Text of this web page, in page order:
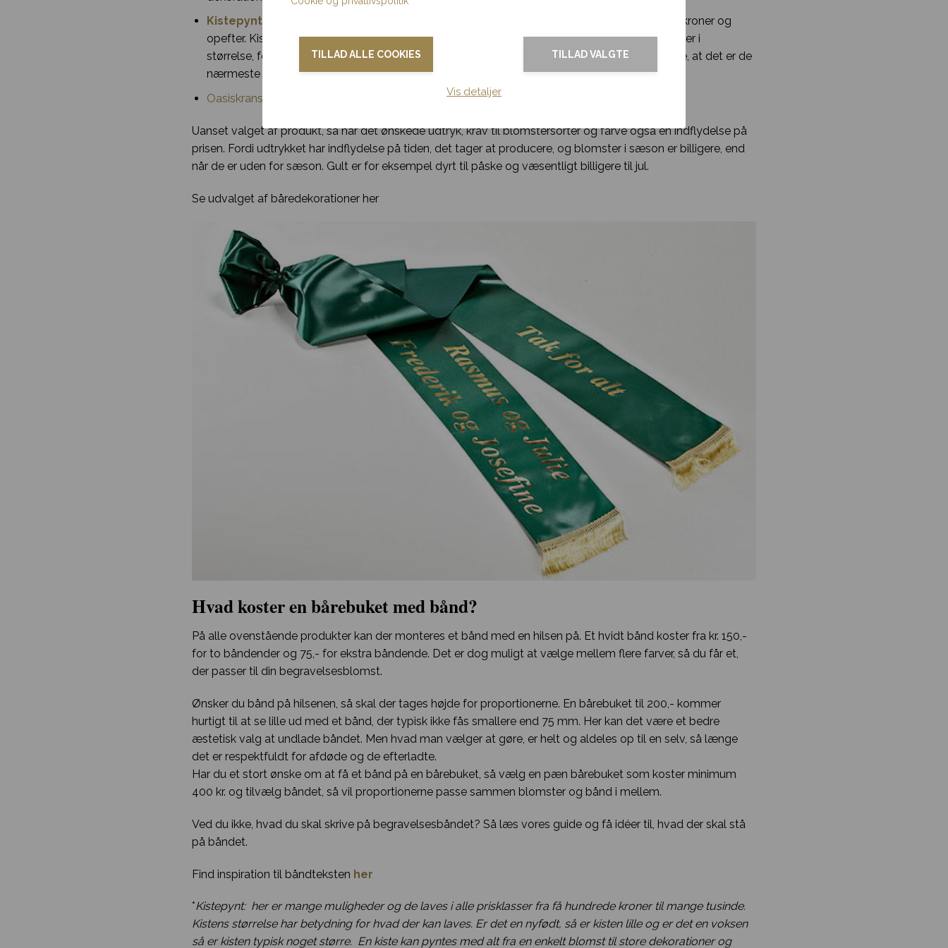
TILLAD ALLE COOKIES TILLAD VALGTE
Vis detaljer
Kistepynt*
kr. 150,- og opefter. En almindelig kistepynt må dog regnes at koste fra ca. 1200 kroner og
opefter. Kistepyntet er den blomsterdekoration, som lægges oven på kisten. Kistepynt varierer i
størrelse, form og udtryk men dækker som regel enten dele af eller hele låget. Det er kutyme, at det er de
nærmeste pårørende, som anskaffer kistepyntet.
Oasiskrans kan laves i mange størrelser, de allermindste kr. 600,- og opefter.
Uanset valget af produkt, så har det ønskede udtryk, krav til blomstersorter og farve også en indflydelse på
prisen. Fordi udtrykket har indflydelse på tiden, det tager at producere, og blomster i sæson er billigere, end
når de er uden for sæson. Gult er for eksempel dyrt til påske og væsentligt billigere til jul.
Se udvalget af båredekorationer her
Hvad koster en bårebuket med bånd?
På alle ovenstående produkter kan der monteres et bånd med en hilsen på. Et hvidt bånd koster fra kr. 150,-
for to båndender og 75,- for ekstra båndende. Det er dog muligt at vælge mellem flere farver, så du får et,
der passer til din begravelsesblomst.
Ønsker du bånd på hilsenen, så skal der tages højde for proportionerne. En bårebuket til 200,- kommer
hurtigt til at se lille ud med et bånd, der typisk ikke fås smallere end 75 mm. Her kan det være et bedre
æstetisk valg at undlade båndet. Men hvad man vælger at gøre, er helt og aldeles op til en selv, så længe
det er respektfuldt for afdøde og de efterladte.
Har du et stort ønske om at få et bånd på en bårebuket, så vælg en pæn bårebuket som koster minimum
400 kr. og tilvælg båndet, så vil proportionerne passe sammen blomster og bånd i mellem.
Ved du ikke, hvad du skal skrive på begravelsesbåndet? Så læs vores guide og få idéer til, hvad der skal stå
på båndet.
Find inspiration til båndteksten her
*Kistepynt: her er mange muligheder og de laves i alle prisklasser fra få hundrede kroner til mange tusinde.
Kistens størrelse har betydning for hvad der kan laves. Er det en nyfødt, så er kisten lille og er det en voksen
så er kisten typisk noget større. En kiste kan pyntes med alt fra en enkelt blomst til store dekorationer og